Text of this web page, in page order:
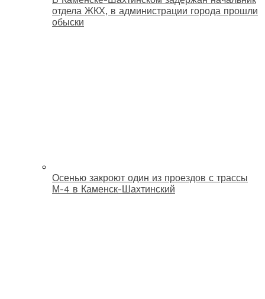
отдела ЖКХ, в администрации города прошли
обыски
Осенью закроют один из проездов с трассы
М-4 в Каменск-Шахтинский